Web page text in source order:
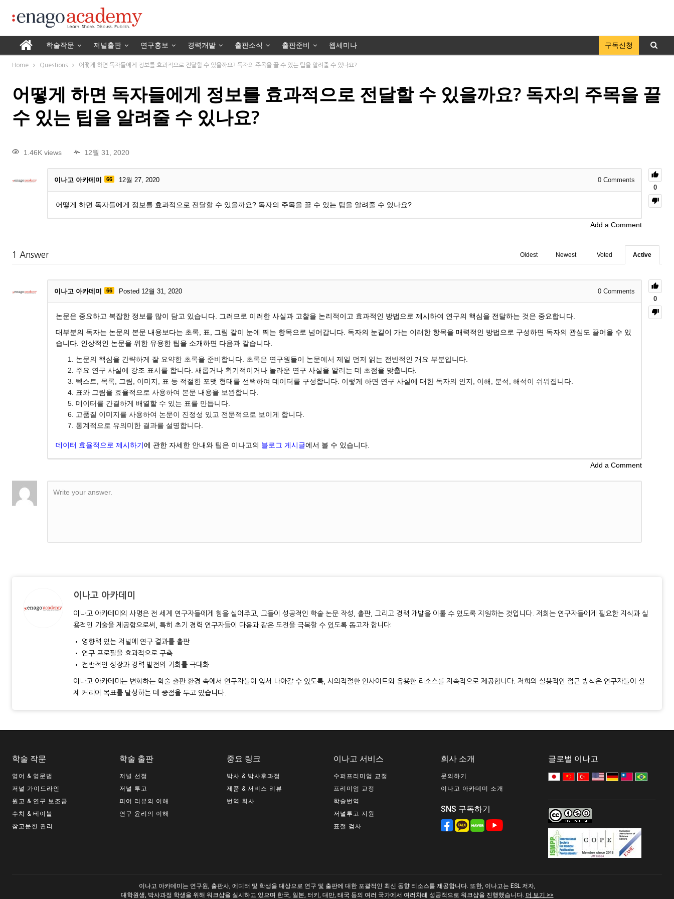
학술작문 저널출판 연구홍보 경력개발 출판소식 출판준비 웹세미나 구독신청
Home Questions 어떻게 하면 독자들에게 정보를 효과적으로 전달할 수 있을까요? 독자의 주목을 끌 수 있는 팁을 알려줄 수 있나요?
어떻게 하면 독자들에게 정보를 효과적으로 전달할 수 있을까요? 독자의 주목을 끌
수 있는 팁을 알려줄 수 있나요?
1.46K views 12월 31, 2020
0
이나고 아카데미 66 12월 27, 2020 0 Comments
어떻게 하면 독자들에게 정보를 효과적으로 전달할 수 있을까요? 독자의 주목을 끌 수 있는 팁을 알려줄 수 있나요?
Add a Comment
1 Answer Active
Voted
Newest
Oldest
0
이나고 아카데미 66 Posted 12월 31, 2020 0 Comments
논문은 중요하고 복잡한 정보를 많이 담고 있습니다. 그러므로 이러한 사실과 고찰을 논리적이고 효과적인 방법으로 제시하여 연구의 핵심을 전달하는 것은 중요합니다.
대부분의 독자는 논문의 본문 내용보다는 초록, 표, 그림 같이 눈에 띄는 항목으로 넘어갑니다. 독자의 눈길이 가는 이러한 항목을 매력적인 방법으로 구성하면 독자의 관심도 끌어올 수 있
습니다. 인상적인 논문을 위한 유용한 팁을 소개하면 다음과 같습니다.
논문의 핵심을 간략하게 잘 요약한 초록을 준비합니다. 초록은 연구원들이 논문에서 제일 먼저 읽는 전반적인 개요 부분입니다.
주요 연구 사실에 강조 표시를 합니다. 새롭거나 획기적이거나 놀라운 연구 사실을 알리는 데 초점을 맞춥니다.
텍스트, 목록, 그림, 이미지, 표 등 적절한 포맷 형태를 선택하여 데이터를 구성합니다. 이렇게 하면 연구 사실에 대한 독자의 인지, 이해, 분석, 해석이 쉬워집니다.
표와 그림을 효율적으로 사용하여 본문 내용을 보완합니다.
데이터를 간결하게 배열할 수 있는 표를 만듭니다.
고품질 이미지를 사용하여 논문이 진정성 있고 전문적으로 보이게 합니다.
통계적으로 유의미한 결과를 설명합니다.
데이터 효율적으로 제시하기에 관한 자세한 안내와 팁은 이나고의 블로그 게시글에서 볼 수 있습니다.
Add a Comment
Write your answer.
이나고 아카데미
이나고 아카데미의 사명은 전 세계 연구자들에게 힘을 실어주고, 그들이 성공적인 학술 논문 작성, 출판, 그리고 경력 개발을 이룰 수 있도록 지원하는 것입니다. 저희는 연구자들에게 필요한 지식과 실
용적인 기술을 제공함으로써, 특히 초기 경력 연구자들이 다음과 같은 도전을 극복할 수 있도록 돕고자 합니다:
• 영향력 있는 저널에 연구 결과를 출판
• 연구 프로필을 효과적으로 구축
• 전반적인 성장과 경력 발전의 기회를 극대화
이나고 아카데미는 변화하는 학술 출판 환경 속에서 연구자들이 앞서 나아갈 수 있도록, 시의적절한 인사이트와 유용한 리소스를 지속적으로 제공합니다. 저희의 실용적인 접근 방식은 연구자들이 실
제 커리어 목표를 달성하는 데 중점을 두고 있습니다.
학술 작문
영어 & 영문법
저널 가이드라인
원고 & 연구 보조금
수치 & 테이블
참고문헌 관리
학술 출판
저널 선정
저널 투고
피어 리뷰의 이해
연구 윤리의 이해
중요 링크
박사 & 박사후과정
제품 & 서비스 리뷰
번역 회사
이나고 서비스
수퍼프리미엄 교정
프리미엄 교정
학술번역
저널투고 지원
표절 검사
회사 소개
문의하기
이나고 아카데미 소개
SNS 구독하기
글로벌 이나고
이나고 아카데미는 연구원, 출판사, 에디터 및 학생을 대상으로 연구 및 출판에 대한 포괄적인 최신 동향 리소스를 제공합니다. 또한, 이나고는 ESL 저자,
대학원생, 박사과정 학생을 위해 워크샵을 실시하고 있으며 한국, 일본, 터키, 대만, 태국 등의 여러 국가에서 여러차례 성공적으로 워크샵을 진행했습니다. 더 보기 >>